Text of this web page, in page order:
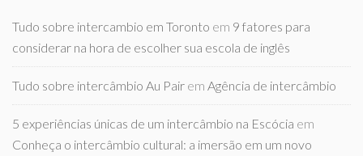
Tudo sobre intercambio em Toronto em 9 fatores para
considerar na hora de escolher sua escola de inglês
Tudo sobre intercâmbio Au Pair em Agência de intercâmbio
5 experiências únicas de um intercâmbio na Escócia em
Conheça o intercâmbio cultural: a imersão em um novo